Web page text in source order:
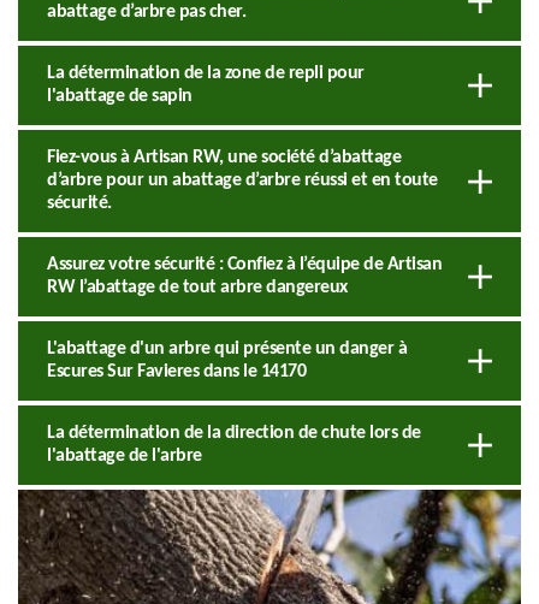
abattage d’arbre pas cher.
La détermination de la zone de repli pour
l'abattage de sapin
Fiez-vous à Artisan RW, une société d’abattage
d’arbre pour un abattage d’arbre réussi et en toute
sécurité.
Assurez votre sécurité : Confiez à l’équipe de Artisan
RW l’abattage de tout arbre dangereux
L'abattage d'un arbre qui présente un danger à
Escures Sur Favieres dans le 14170
La détermination de la direction de chute lors de
l'abattage de l'arbre